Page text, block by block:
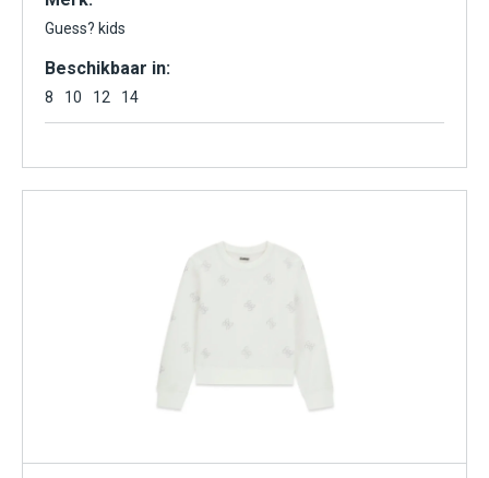
Guess? kids
Beschikbaar in:
8 10 12 14